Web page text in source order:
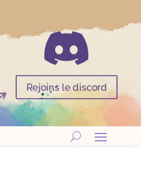

Rejoins le discord